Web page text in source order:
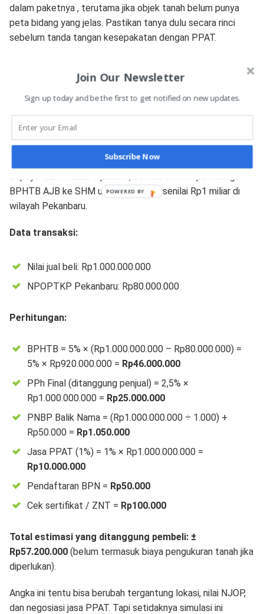
dalam paketnya , terutama jika objek tanah belum punya
peta bidang yang jelas. Pastikan tanya dulu secara rinci
sebelum tanda tangan kesepakatan dengan PPAT.
PPAT yang berstatus notaris dengan yang bukan. Notaris
yang merangkap PPAT kadang mengenakan biaya lebih
seperti akta kuasa, pernyataan, dan sejenisnya.
Contoh Perhitungan BPHTB AJB ke SHM
Supaya lebih mudah dipahami, berikut contoh perhitungan
BPHTB AJB ke SHM untuk transaksi senilai Rp1 miliar di
wilayah Pekanbaru.
Data transaksi:
Nilai jual beli: Rp1.000.000.000
NPOPTKP Pekanbaru: Rp80.000.000
Perhitungan:
BPHTB = 5% × (Rp1.000.000.000 – Rp80.000.000) =
5% × Rp920.000.000 = Rp46.000.000
PPh Final (ditanggung penjual) = 2,5% ×
Rp1.000.000.000 = Rp25.000.000
PNBP Balik Nama = (Rp1.000.000.000 ÷ 1.000) +
Rp50.000 = Rp1.050.000
Jasa PPAT (1%) = 1% × Rp1.000.000.000 =
Rp10.000.000
Pendaftaran BPN = Rp50.000
Cek sertifikat / ZNT = Rp100.000
Total estimasi yang ditanggung pembeli: ±
Rp57.200.000(belum termasuk biaya pengukuran tanah jika
diperlukan).
Angka ini tentu bisa berubah tergantung lokasi, nilai NJOP,
dan negosiasi jasa PPAT. Tapi setidaknya simulasi ini
Join Our Newsletter
Sign up today and be the first to get notified on new updates.
Subscribe Now